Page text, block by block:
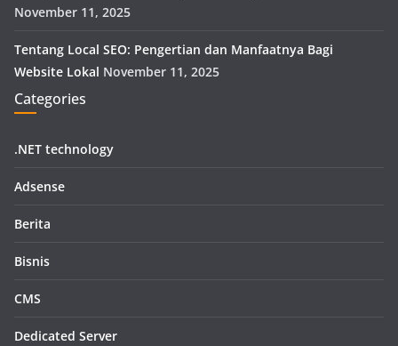
November 11, 2025
Tentang Local SEO: Pengertian dan Manfaatnya Bagi
Website Lokal November 11, 2025
Categories
.NET technology
Adsense
Berita
Bisnis
CMS
Dedicated Server